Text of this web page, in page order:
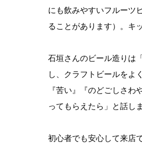
にも飲みやすいフルーツ
ることがあります）。キ
石垣さんのビール造りは
し、クラフトビールをよ
『苦い』『のどごしさ
ってもらえたら」と話しま
初心者でも安心して来店